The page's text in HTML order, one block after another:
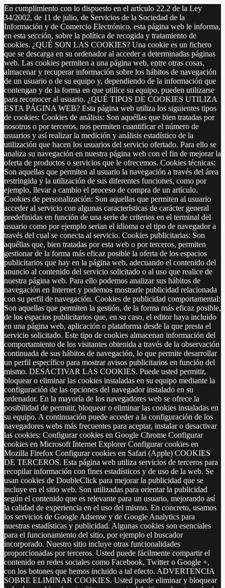
En cumplimiento con lo dispuesto en el artículo 22.2 de la Ley
34/2002, de 11 de julio, de Servicios de la Sociedad de la
Información y de Comercio Electrónico, esta página web le informa,
en esta sección, sobre la política de recogida y tratamiento de
cookies. ¿QUÉ SON LAS COOKIES? Una cookie es un fichero
que se descarga en su ordenador al acceder a determinadas páginas
web. Las cookies permiten a una página web, entre otras cosas,
almacenar y recuperar información sobre los hábitos de navegación
de un usuario o de su equipo y, dependiendo de la información que
contengan y de la forma en que utilice su equipo, pueden utilizarse
para reconocer al usuario. ¿QUÉ TIPOS DE COOKIES UTILIZA
ESTA PÁGINA WEB? Esta página web utiliza los siguientes tipos
de cookies: Cookies de análisis: Son aquéllas que bien tratadas por
nosotros o por terceros, nos permiten cuantificar el número de
usuarios y así realizar la medición y análisis estadístico de la
utilización que hacen los usuarios del servicio ofertado. Para ello se
analiza su navegación en nuestra página web con el fin de mejorar la
oferta de productos o servicios que le ofrecemos. Cookies técnicas:
Son aquellas que permiten al usuario la navegación a través del área
restringida y la utilización de sus diferentes funciones, como por
ejemplo, llevar a cambio el proceso de compra de un artículo.
Cookies de personalización: Son aquellas que permiten al usuario
acceder al servicio con algunas características de carácter general
predefinidas en función de una serie de criterios en el terminal del
usuario como por ejemplo serian el idioma o el tipo de navegador a
través del cual se conecta al servicio. Cookies publicitarias: Son
aquéllas que, bien tratadas por esta web o por terceros, permiten
gestionar de la forma más eficaz posible la oferta de los espacios
publicitarios que hay en la página web, adecuando el contenido del
anuncio al contenido del servicio solicitado o al uso que realice de
nuestra página web. Para ello podemos analizar sus hábitos de
navegación en Internet y podemos mostrarle publicidad relacionada
con su perfil de navegación. Cookies de publicidad comportamental:
Son aquellas que permiten la gestión, de la forma más eficaz posible,
de los espacios publicitarios que, en su caso, el editor haya incluido
en una página web, aplicación o plataforma desde la que presta el
servicio solicitado. Este tipo de cookies almacenan información del
comportamiento de los visitantes obtenida a través de la observación
continuada de sus hábitos de navegación, lo que permite desarrollar
un perfil específico para mostrar avisos publicitarios en función del
mismo. DESACTIVAR LAS COOKIES. Puede usted permitir,
bloquear o eliminar las cookies instaladas en su equipo mediante la
configuración de las opciones del navegador instalado en su
ordenador. En la mayoría de los navegadores web se ofrece la
posibilidad de permitir, bloquear o eliminar las cookies instaladas en
su equipo. A continuación puede acceder a la configuración de los
navegadores webs más frecuentes para aceptar, instalar o desactivar
las cookies: Configurar cookies en Google Chrome Configurar
cookies en Microsoft Internet Explorer Configurar cookies en
Mozilla Firefox Configurar cookies en Safari (Apple) COOKIES
DE TERCEROS. Esta página web utiliza servicios de terceros para
recopilar información con fines estadísticos y de uso de la web. Se
usan cookies de DoubleClick para mejorar la publicidad que se
incluye en el sitio web. Son utilizadas para orientar la publicidad
según el contenido que es relevante para un usuario, mejorando así
la calidad de experiencia en el uso del mismo. En concreto, usamos
los servicios de Google Adsense y de Google Analytics para
nuestras estadísticas y publicidad. Algunas cookies son esenciales
para el funcionamiento del sitio, por ejemplo el buscador
incorporado. Nuestro sitio incluye otras funcionalidades
proporcionadas por terceros. Usted puede fácilmente compartir el
contenido en redes sociales como Facebook, Twitter o Google +,
con los botones que hemos incluido a tal efecto. ADVERTENCIA
SOBRE ELIMINAR COOKIES. Usted puede eliminar y bloquear